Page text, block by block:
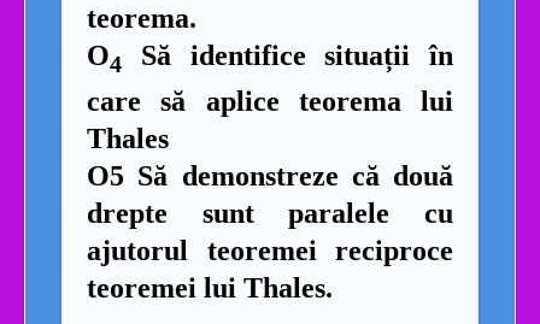
teorema.
O4 Să identifice situații în
care să aplice teorema lui
Thales
O5 Să demonstreze că două
drepte sunt paralele cu
ajutorul teoremei reciproce
teoremei lui Thales.